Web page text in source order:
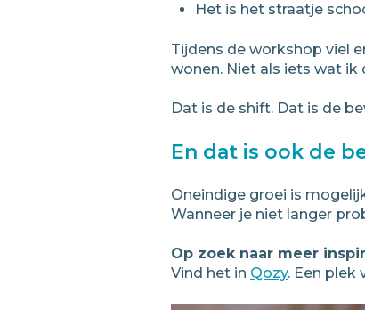
Het is het straatje
Tijdens de workshop viel
wonen. Niet als iets wat ik
Dat is de shift. Dat is de
En dat is ook de
Oneindige groei is
Wanneer je niet langer
Op zoek naar meer
Vind het in Qozy. Een plek